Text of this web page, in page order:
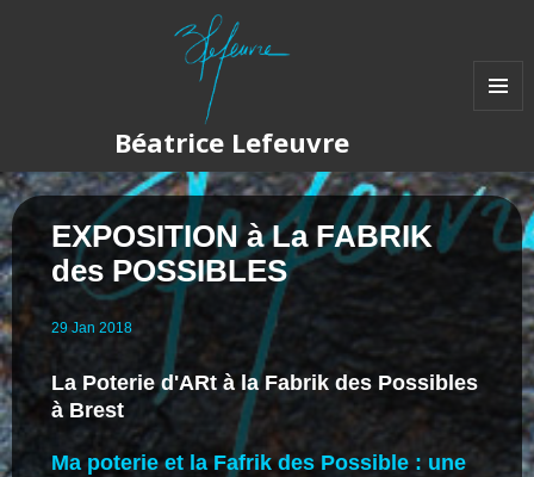
Béatrice Lefeuvre
EXPOSITION à La FABRIK
des POSSIBLES
29 Jan 2018
La Poterie d'ARt à la Fabrik des Possibles
à Brest
Ma poterie et la Fafrik des Possible : une